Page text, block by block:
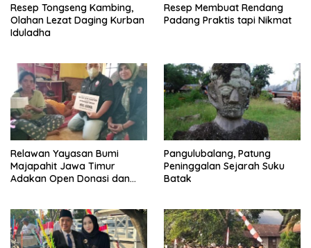
Resep Tongseng Kambing,
Olahan Lezat Daging Kurban
Iduladha
Resep Membuat Rendang
Padang Praktis tapi Nikmat
Relawan Yayasan Bumi
Majapahit Jawa Timur
Adakan Open Donasi dan
Pangulubalang, Patung
Peninggalan Sejarah Suku
Batak